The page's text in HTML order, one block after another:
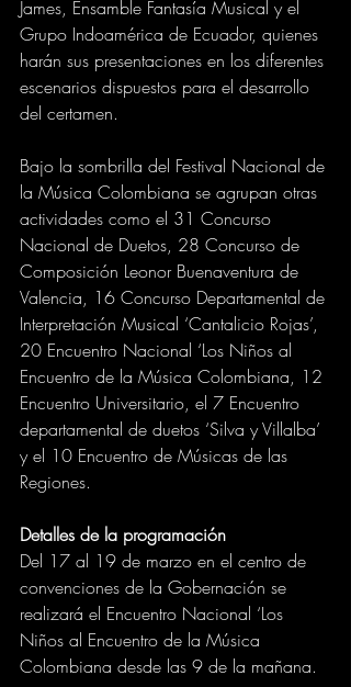
James, Ensamble Fantasía Musical y el
Grupo Indoamérica de Ecuador, quienes
harán sus presentaciones en los diferentes
escenarios dispuestos para el desarrollo
del certamen.
Bajo la sombrilla del Festival Nacional de
la Música Colombiana se agrupan otras
actividades como el 31 Concurso
Nacional de Duetos, 28 Concurso de
Composición Leonor Buenaventura de
Valencia, 16 Concurso Departamental de
Interpretación Musical ‘Cantalicio Rojas’,
20 Encuentro Nacional ‘Los Niños al
Encuentro de la Música Colombiana, 12
Encuentro Universitario, el 7 Encuentro
departamental de duetos ‘Silva y Villalba’
y el 10 Encuentro de Músicas de las
Regiones.
Detalles de la programación
Del 17 al 19 de marzo en el centro de
convenciones de la Gobernación se
realizará el Encuentro Nacional ‘Los
Niños al Encuentro de la Música
Colombiana desde las 9 de la mañana.